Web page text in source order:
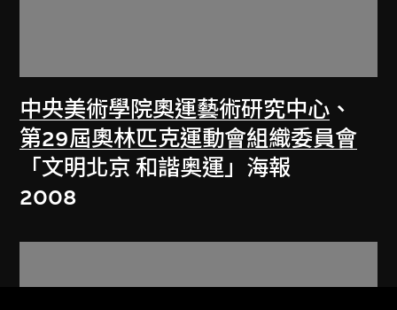
中央美術學院奧運藝術研究中心 、
第29屆奧林匹克運動會組織委員會
「文明北京 和諧奥運」海報
2008